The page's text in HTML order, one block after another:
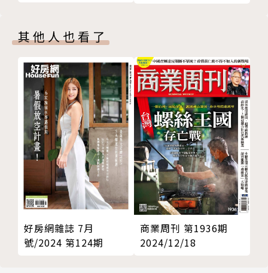
如何在人際築牆的時代贏得人心？4種「造橋型思考」
alive封面
淡水八角塔生日快樂
穿雨鞋走進膠狀液體世界 直擊teamLab日本最大室
內館開幕
台灣果酒的革命！它如何從滯銷到登上米其林餐桌？
信義區最仙台菜宴開席 藝術家打造山水幻境、紅白酒
林百里邀策展、日本藏家為他飛台灣 蒐藏大師張富荃
的一瓢飲哲學
看五百年前書房有這些！原來古人也愛桌面小廢物
新聞水果盤
其他人也看了
好房網雜誌 7月
號/2024 第124期
商業周刊 第1936期
2024/12/18